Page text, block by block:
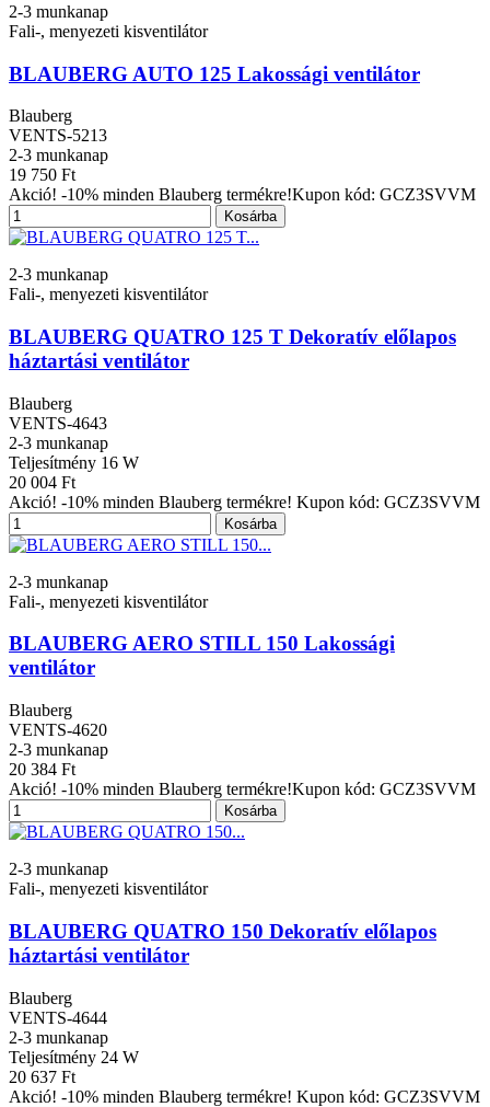
2-3 munkanap
Fali-, menyezeti kisventilátor
BLAUBERG AUTO 125 Lakossági ventilátor
Blauberg
VENTS-5213
2-3 munkanap
19 750 Ft
Akció! -10% minden Blauberg termékre!Kupon kód: GCZ3SVVM
Kosárba
2-3 munkanap
Fali-, menyezeti kisventilátor
BLAUBERG QUATRO 125 T Dekoratív előlapos
háztartási ventilátor
Blauberg
VENTS-4643
2-3 munkanap
Teljesítmény 16 W
20 004 Ft
Akció! -10% minden Blauberg termékre! Kupon kód: GCZ3SVVM
Kosárba
2-3 munkanap
Fali-, menyezeti kisventilátor
BLAUBERG AERO STILL 150 Lakossági
ventilátor
Blauberg
VENTS-4620
2-3 munkanap
20 384 Ft
Akció! -10% minden Blauberg termékre!Kupon kód: GCZ3SVVM
Kosárba
2-3 munkanap
Fali-, menyezeti kisventilátor
BLAUBERG QUATRO 150 Dekoratív előlapos
háztartási ventilátor
Blauberg
VENTS-4644
2-3 munkanap
Teljesítmény 24 W
20 637 Ft
Akció! -10% minden Blauberg termékre! Kupon kód: GCZ3SVVM